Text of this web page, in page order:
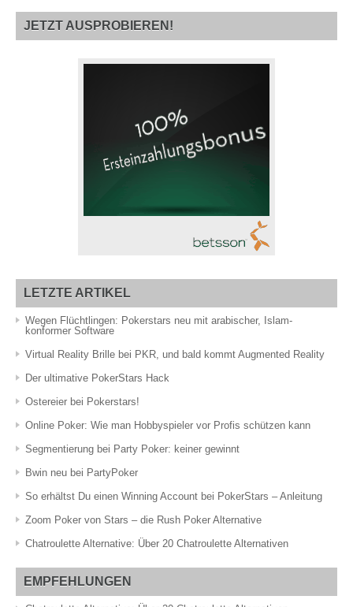
JETZT AUSPROBIEREN!
LETZTE ARTIKEL
Wegen Flüchtlingen: Pokerstars neu mit arabischer, Islam-
konformer Software
Virtual Reality Brille bei PKR, und bald kommt Augmented Reality
Der ultimative PokerStars Hack
Ostereier bei Pokerstars!
Online Poker: Wie man Hobbyspieler vor Profis schützen kann
Segmentierung bei Party Poker: keiner gewinnt
Bwin neu bei PartyPoker
So erhältst Du einen Winning Account bei PokerStars – Anleitung
Zoom Poker von Stars – die Rush Poker Alternative
Chatroulette Alternative: Über 20 Chatroulette Alternativen
EMPFEHLUNGEN